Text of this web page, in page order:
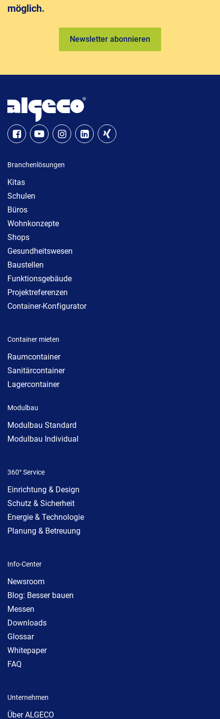
möglich.
Newsletter abonnieren
Branchenlösungen
Kitas
Schulen
Büros
Wohnkonzepte
Shops
Gesundheitswesen
Baustellen
Funktionsgebäude
Projektreferenzen
Container-Konfigurator
Container mieten
Raumcontainer
Sanitärcontainer
Lagercontainer
Modulbau
Modulbau Standard
Modulbau Individual
360° Service
Einrichtung & Design
Schutz & Sicherheit
Energie & Technologie
Planung & Betreuung
Info-Center
Newsroom
Blog: Besser bauen
Messen
Downloads
Glossar
Whitepaper
FAQ
Unternehmen
Über ALGECO